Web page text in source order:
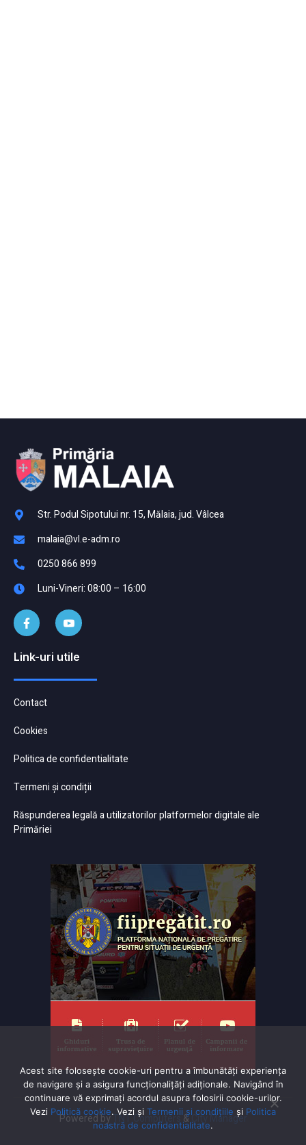
Str. Podul Sipotului nr. 15, Mălaia, jud. Vâlcea
malaia@vl.e-adm.ro
0250 866 899
Luni-Vineri: 08:00 – 16:00
Link-uri utile
Contact
Cookies
Politica de confidentialitate
Termeni și condiții
Răspunderea legală a utilizatorilor platformelor digitale ale
Primăriei
Powered byTNT Computers&City Manager
Acest site folosește cookie-uri pentru a îmbunătăți experiența
de navigare și a asigura funcționalițăți adiționale. Navigând în
continuare vă exprimaţi acordul asupra folosirii cookie-urilor.
Vezi Politică cookie. Vezi și Termenii și condițiile și Politica
noastră de confidentialitate.